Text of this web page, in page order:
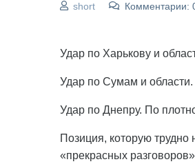
short
Комментарии:
Удар по Харькову и
Удар по Сумам и области.
Удар по Днепру. По
Позиция, которую
«прекрасных